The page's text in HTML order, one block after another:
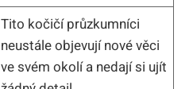
Tito kočičí průzkumníci
neustále objevují nové věci​
ve svém‌ okolí‌ a nedají si ujít